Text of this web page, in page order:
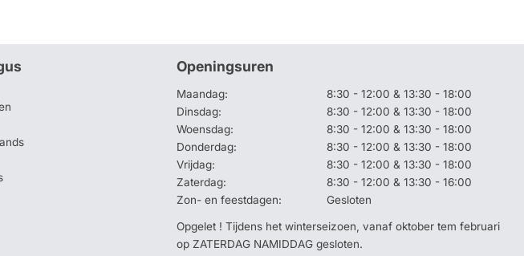
Openingsuren
Maandag:
8:30 - 12:00 & 13:30 - 18:00
Dinsdag:
8:30 - 12:00 & 13:30 - 18:00
Woensdag:
8:30 - 12:00 & 13:30 - 18:00
Donderdag:
8:30 - 12:00 & 13:30 - 18:00
Vrijdag:
8:30 - 12:00 & 13:30 - 18:00
Zaterdag:
8:30 - 12:00 & 13:30 - 16:00
Zon- en feestdagen:
Gesloten
Opgelet ! Tijdens het winterseizoen, vanaf oktober tem februari
op ZATERDAG NAMIDDAG gesloten.